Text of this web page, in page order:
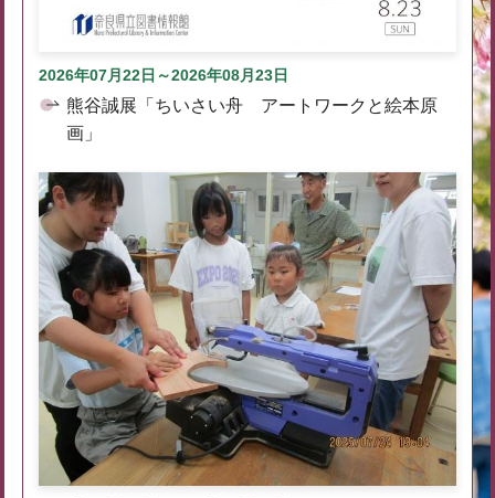
2026年07月22日～2026年08月23日
熊谷誠展「ちいさい舟 アートワークと絵本原
画」